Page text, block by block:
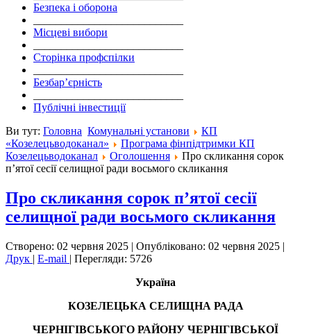
Безпека і оборона
Місцеві вибори
Сторінка профспілки
Безбар’єрність
Публічні інвестиції
Ви тут: Головна Комунальні установи
КП
«Козелецьводоканал»
Програма фінпідтримки КП
Козелецьводоканал
Оголошення
Про скликання сорок
п’ятої сесії селищної ради восьмого скликання
Про скликання сорок п’ятої сесії
селищної ради восьмого скликання
Створено: 02 червня 2025 | Опубліковано: 02 червня 2025 |
Друк | E-mail | Перегляди: 5726
Україна
КОЗЕЛЕЦЬКА СЕЛИЩНА РАДА
ЧЕРНІГІВСЬКОГО РАЙОНУ ЧЕРНІГІВСЬКОЇ